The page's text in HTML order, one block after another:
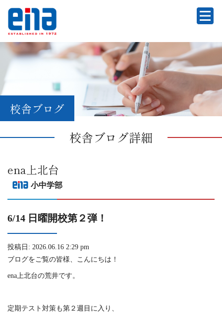
校舎ブログ
校舎ブログ詳細
ena上北台
小中学部
6/14 日曜開校第２弾！
投稿日: 2026.06.16 2:29 pm
ブログをご覧の皆様、こんにちは！
ena上北台の荒井です。
定期テスト対策も第２週目に入り、